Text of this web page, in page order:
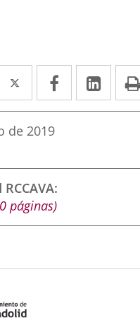
Twitter
Enlace
a
una
externa.
Facebook
Enlace
a
externa.
a
de 2019
páginas)